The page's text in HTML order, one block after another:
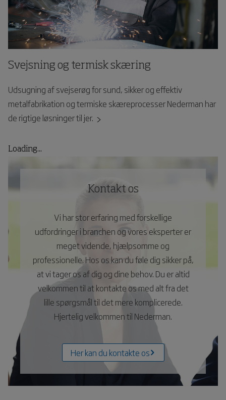
Svejsning og termisk skæring
Udsugning af svejserøg for sund, sikker og effektiv
metalfabrikation og termiske skæreprocesser Nederman har
de rigtige løsninger til jer.
Loading...
Kontakt os
Vi har stor erfaring med forskellige
udfordringer i branchen og vores eksperter er
meget vidende, hjælpsomme og
professionelle. Hos os kan du føle dig sikker på,
at vi tager os af dig og dine behov. Du er altid
velkommen til at kontakte os med alt fra det
lille spørgsmål til det mere komplicerede.
Hjertelig velkommen til Nederman.
Her kan du kontakte os